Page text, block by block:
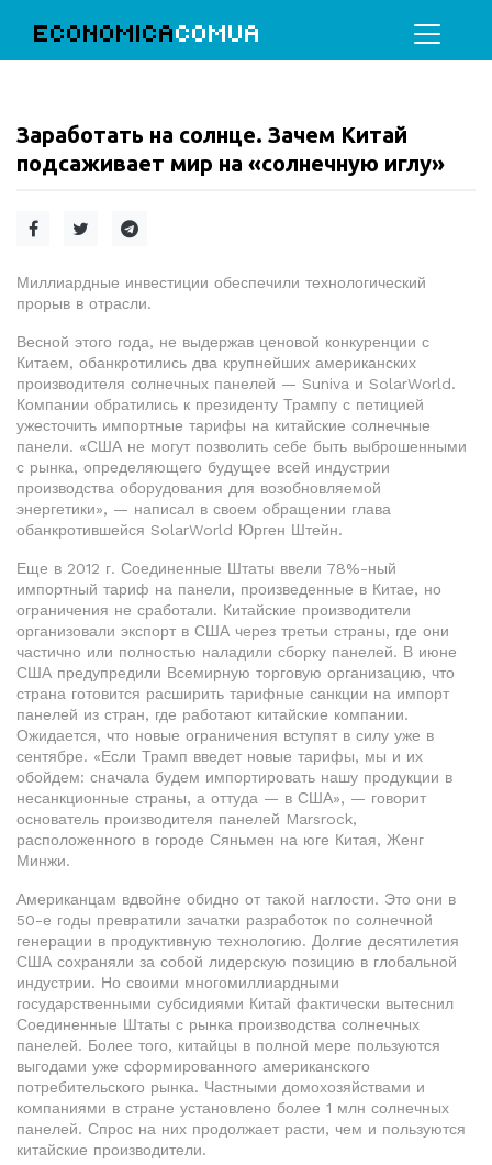
ECONOMICACOMUA
Заработать на солнце. Зачем Китай
подсаживает мир на «солнечную иглу»
Миллиардные инвестиции обеспечили технологический
прорыв в отрасли.
Весной этого года, не выдержав ценовой конкуренции с
Китаем, обанкротились два крупнейших американских
производителя солнечных панелей — Suniva и SolarWorld.
Компании обратились к президенту Трампу с петицией
ужесточить импортные тарифы на китайские солнечные
панели. «США не могут позволить себе быть выброшенными
с рынка, определяющего будущее всей индустрии
производства оборудования для возобновляемой
энергетики», — написал в своем обращении глава
обанкротившейся SolarWorld Юрген Штейн.
Еще в 2012 г. Соединенные Штаты ввели 78%-ный
импортный тариф на панели, произведенные в Китае, но
ограничения не сработали. Китайские производители
организовали экспорт в США через третьи страны, где они
частично или полностью наладили сборку панелей. В июне
США предупредили Всемирную торговую организацию, что
страна готовится расширить тарифные санкции на импорт
панелей из стран, где работают китайские компании.
Ожидается, что новые ограничения вступят в силу уже в
сентябре. «Если Трамп введет новые тарифы, мы и их
обойдем: сначала будем импортировать нашу продукции в
несанкционные страны, а оттуда — в США», — говорит
основатель производителя панелей Marsrock,
расположенного в городе Сяньмен на юге Китая, Женг
Минжи.
Американцам вдвойне обидно от такой наглости. Это они в
50-е годы превратили зачатки разработок по солнечной
генерации в продуктивную технологию. Долгие десятилетия
США сохраняли за собой лидерскую позицию в глобальной
индустрии. Но своими многомиллиардными
государственными субсидиями Китай фактически вытеснил
Соединенные Штаты с рынка производства солнечных
панелей. Более того, китайцы в полной мере пользуются
выгодами уже сформированного американского
потребительского рынка. Частными домохозяйствами и
компаниями в стране установлено более 1 млн солнечных
панелей. Спрос на них продолжает расти, чем и пользуются
китайские производители.